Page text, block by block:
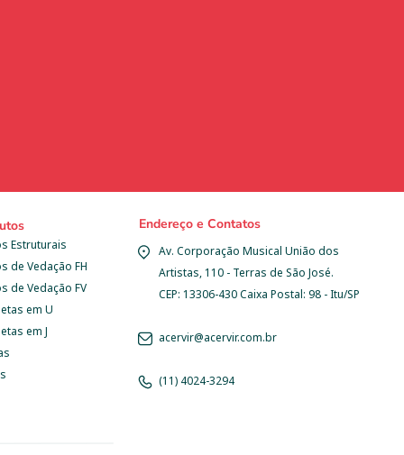
Estruturais
de Vedação FH
de Vedação FV
em U
em J
Endereço e Contatos
Av. Corporação Musical União dos
Artistas, 110 - Terras de São José.
CEP: 13306-430 Caixa Postal: 98 - Itu/SP
acervir@acervir.com.br
(11) 4024-3294